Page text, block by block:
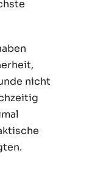
nicht